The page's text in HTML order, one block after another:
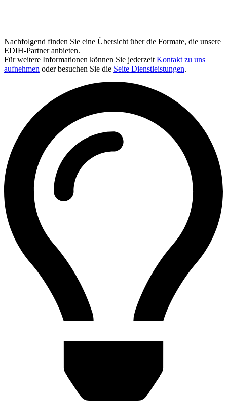
Nachfolgend finden Sie eine Übersicht über die Formate, die unsere
EDIH-Partner anbieten.
Für weitere Informationen können Sie jederzeit Kontakt zu uns
aufnehmen oder besuchen Sie die Seite Dienstleistungen.